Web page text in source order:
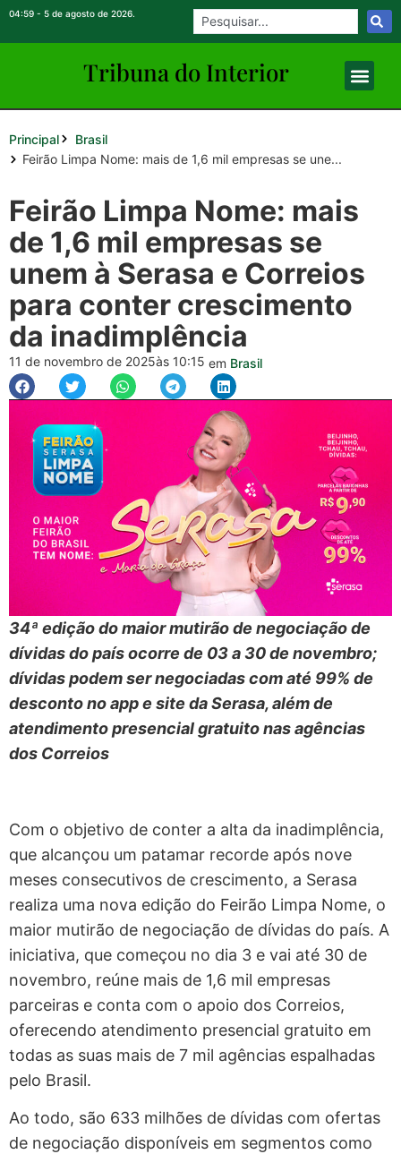
04:59 - 5 de agosto de 2026.
Tribuna do Interior
Principal
Brasil
Feirão Limpa Nome: mais de 1,6 mil empresas se une...
Feirão Limpa Nome: mais
de 1,6 mil empresas se
unem à Serasa e Correios
para conter crescimento
da inadimplência
11 de novembro de 2025às 10:15 em Brasil
34ª edição do maior mutirão de negociação de
dívidas do país ocorre de 03 a 30 de novembro;
dívidas podem ser negociadas com até 99% de
desconto no app e site da Serasa, além de
atendimento presencial gratuito nas agências
dos Correios
Com o objetivo de conter a alta da inadimplência,
que alcançou um patamar recorde após nove
meses consecutivos de crescimento, a Serasa
realiza uma nova edição do Feirão Limpa Nome, o
maior mutirão de negociação de dívidas do país. A
iniciativa, que começou no dia 3 e vai até 30 de
novembro, reúne mais de 1,6 mil empresas
parceiras e conta com o apoio dos Correios,
oferecendo atendimento presencial gratuito em
todas as suas mais de 7 mil agências espalhadas
pelo Brasil.
Ao todo, são 633 milhões de dívidas com ofertas
de negociação disponíveis em segmentos como